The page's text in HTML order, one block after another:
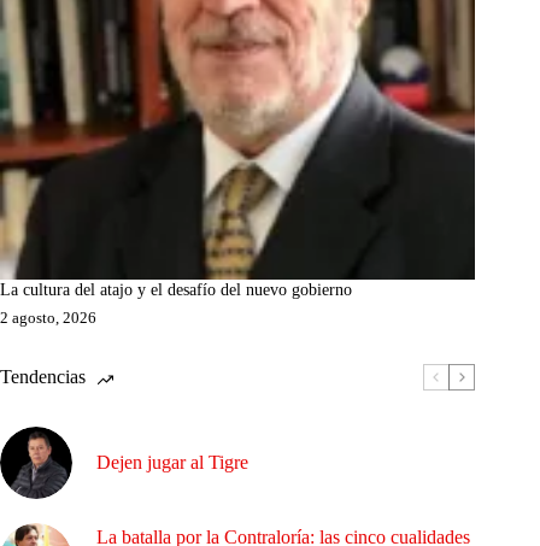
La cultura del atajo y el desafío del nuevo gobierno
2 agosto, 2026
Tendencias
Dejen jugar al Tigre
La batalla por la Contraloría: las cinco cualidades